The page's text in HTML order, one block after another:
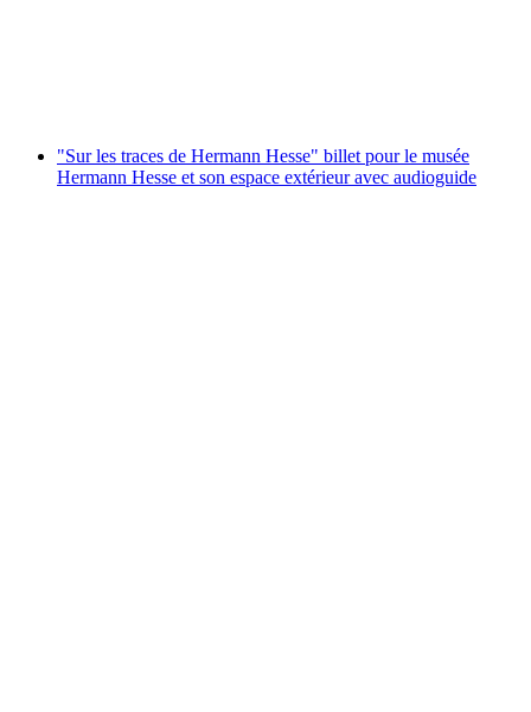
"Sur les traces de Hermann Hesse" billet pour le musée
Hermann Hesse et son espace extérieur avec audioguide